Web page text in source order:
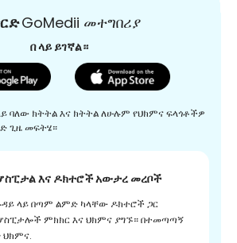
GoMedii መተግበሪያ
በ ላይ ይገኛል።
ባለው ክትትል እና ክትትል ለሁሉም የህክምና ፍላጎቶችዎ
ጊዜ መፍትሄ።
እና ዶክተሮች አውታረ መረቦች
ላይ በጣም ልምድ ካላቸው ዶክተሮች ጋር
ምክክር እና ህክምና ያግኙ። በተመጣጣኝ